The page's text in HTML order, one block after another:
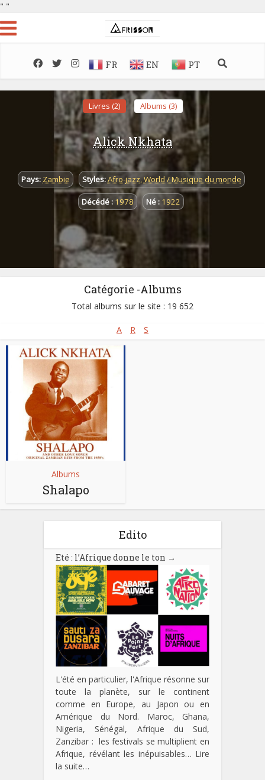
" "
FR EN PT
Livres (2) Albums (3)
Alick Nkhata
Pays: Zambie Styles:Afro-jazz,World / Musique du monde
Décédé : 1978 Né : 1922
Catégorie -Albums
Total albums sur le site : 19 652
A R S
Albums
Shalapo
Edito
Eté : l’Afrique donne le ton →
L'été en particulier, l'Afrique résonne sur
toute la planète, sur le continent
comme en Europe, au Japon ou en
Amérique du Nord. Maroc, Ghana,
Nigeria, Sénégal, Afrique du Sud,
Zanzibar : les festivals se multiplient en
Afrique, révélant les inépuisables… Lire
la suite…